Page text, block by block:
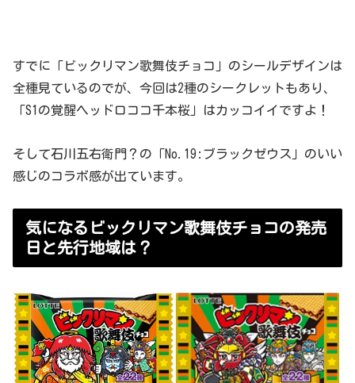
すでに「ビックリマン歌舞伎チョコ」のシールデザインは
全種見ているのでが、今回は2種のシークレットもあり、
「S1の覚醒ヘッドロココ千本桜」はカッコイイですよ！
そして石川五右衛門？の「No.19:ブラックゼウス」のいい
感じのコラボ感が出ています。
気になるビックリマン歌舞伎チョコの発売
日と先行地域は？